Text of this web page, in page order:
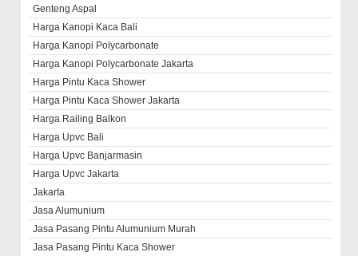
Genteng Aspal
Harga Kanopi Kaca Bali
Harga Kanopi Polycarbonate
Harga Kanopi Polycarbonate Jakarta
Harga Pintu Kaca Shower
Harga Pintu Kaca Shower Jakarta
Harga Railing Balkon
Harga Upvc Bali
Harga Upvc Banjarmasin
Harga Upvc Jakarta
Jakarta
Jasa Alumunium
Jasa Pasang Pintu Alumunium Murah
Jasa Pasang Pintu Kaca Shower